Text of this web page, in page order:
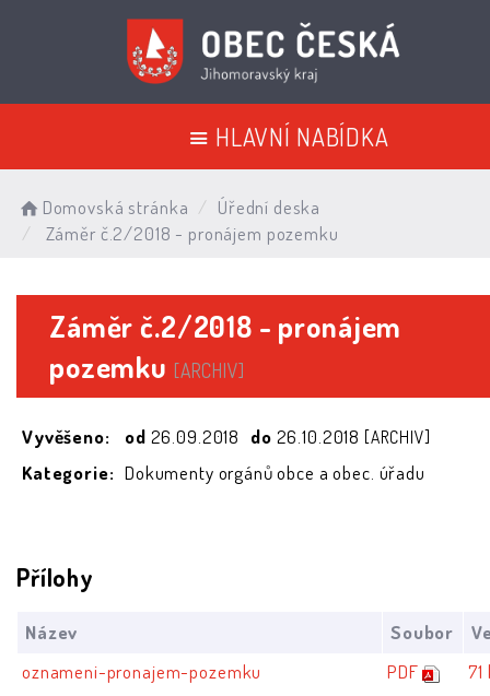
HLAVNÍ NABÍDKA
Domovská stránka
Úřední deska
Záměr č.2/2018 - pronájem pozemku
Záměr č.2/2018 - pronájem
pozemku [ARCHIV]
Vyvěšeno: od 26.09.2018 do 26.10.2018 [ARCHIV]
Kategorie: Dokumenty orgánů obce a obec. úřadu
Přílohy
Název Soubor
oznameni-pronajem-pozemku
PDF 71